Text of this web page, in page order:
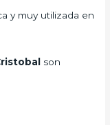
y muy utilizada en
son